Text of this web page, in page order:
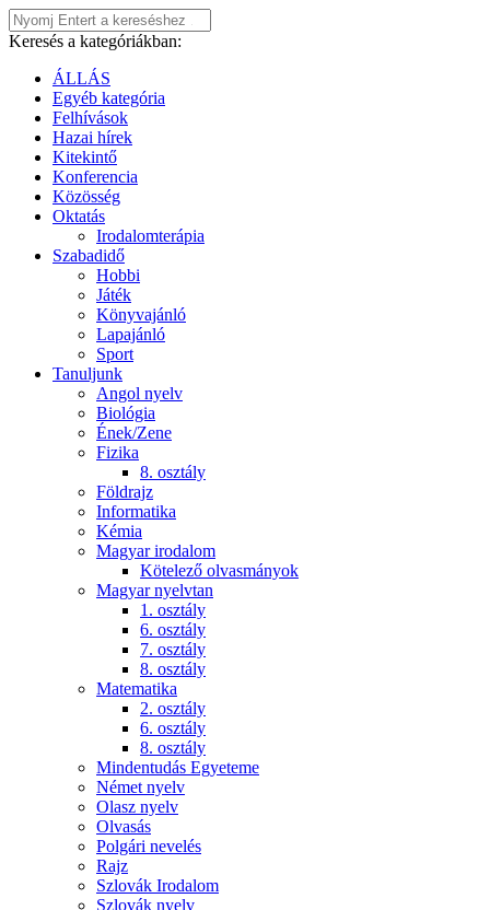
Keresés a kategóriákban:
ÁLLÁS
Egyéb kategória
Felhívások
Hazai hírek
Kitekintő
Konferencia
Közösség
Oktatás
Irodalomterápia
Szabadidő
Hobbi
Játék
Könyvajánló
Lapajánló
Sport
Tanuljunk
Angol nyelv
Biológia
Ének/Zene
Fizika
8. osztály
Földrajz
Informatika
Kémia
Magyar irodalom
Kötelező olvasmányok
Magyar nyelvtan
1. osztály
6. osztály
7. osztály
8. osztály
Matematika
2. osztály
6. osztály
8. osztály
Mindentudás Egyeteme
Német nyelv
Olasz nyelv
Olvasás
Polgári nevelés
Rajz
Szlovák Irodalom
Szlovák nyelv